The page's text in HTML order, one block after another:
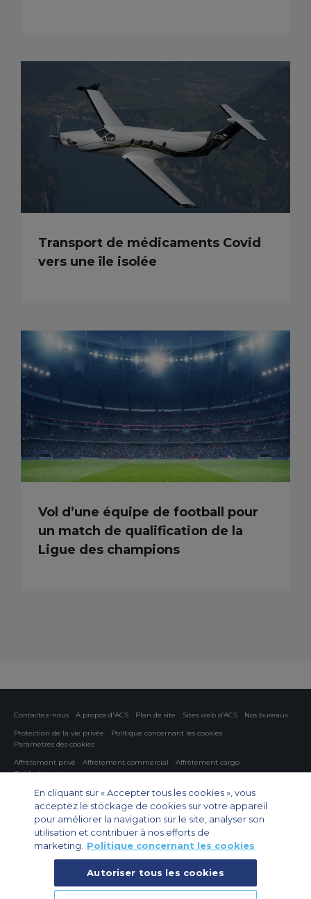
Transport de médicaments Covid
vers une île isolée
Vol d’une équipe de football pour
un match de qualification de la
Ligue des champions
Contactez-nous À propos d'ACS Plan de site Sites web d’ACS
Nos bureaux
Protection de la vie privée
Politique concernant les cookies
Paramètres des cookies
Affrètement privé
Affrètement commercial
Affrètement cargo
Guide des avions
Private Charter App
En cliquant sur « Accepter tous les cookies », vous
acceptez le stockage de cookies sur votre appareil
pour améliorer la navigation sur le site, analyser son
utilisation et contribuer à nos efforts de
marketing.
Politique concernant les cookies
Autoriser tous les cookies